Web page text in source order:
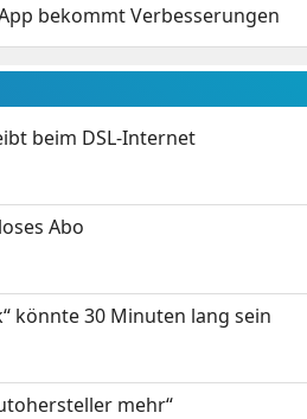
bekommt Verbesserungen
beim DSL-Internet
Abo
könnte 30 Minuten lang sein
mehr“